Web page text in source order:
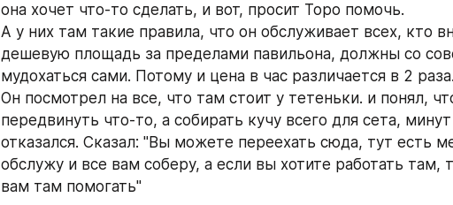
она хочет что-то сделать, и вот, просит Торо помочь.
А у них там такие правила, что он обслуживает всех, кто
дешевую площадь за пределами павильона, должны со
мудохаться сами. Потому и цена в час различается в 2 раза.
Он посмотрел на все, что там стоит у тетеньки. и понял,
передвинуть что-то, а собирать кучу всего для сета,
отказался. Сказал: "Вы можете переехать сюда, тут есть
обслужу и все вам соберу, а если вы хотите работать там,
вам там помогать"